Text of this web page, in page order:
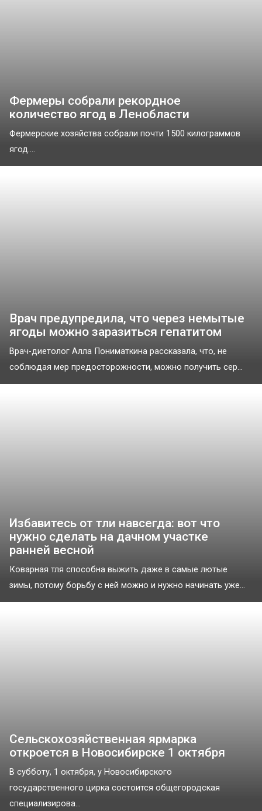
Фермеры собрали рекордное
количество ягод в Ленобласти
Фермерские хозяйства собрали почти 1500 килограммов
ягод....
Врач предупредила, что через немытые
ягоды можно заразиться гепатитом
Врач-диетолог Алла Пониматкина рассказала, что, не
соблюдая мер предосторожности, можно получить сер...
Избавитесь от тли навсегда: вот что
нужно сделать на дачном участке
ранней весной
Коварная тля способна выжить даже в самые лютые
зимы, потому борьбу с ней можно и нужно начинать уже...
Сельскохозяйственная ярмарка
откроется в Новосибирске 1 октября
В субботу, 1 октября, у Новосибирского
государственного цирка состоится общегородская
специализирова...